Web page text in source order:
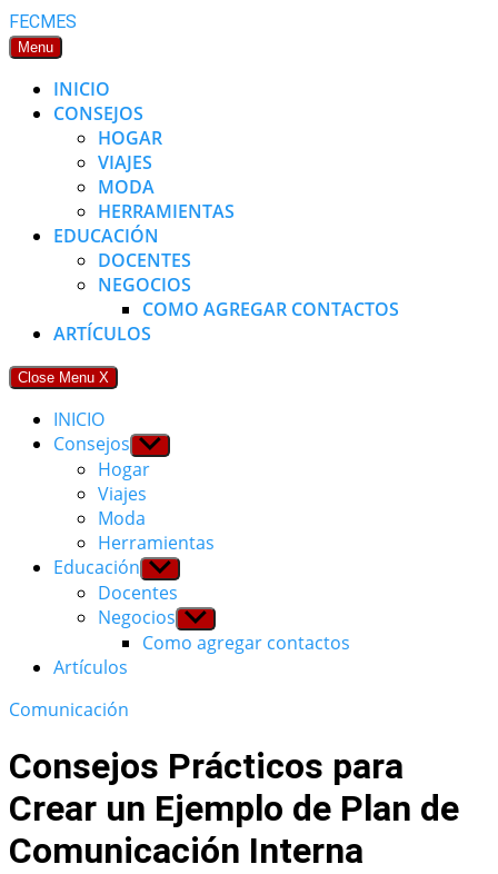
Skip
to
FECMES
Menu
INICIO
CONSEJOS
HOGAR
VIAJES
MODA
HERRAMIENTAS
EDUCACIÓN
DOCENTES
NEGOCIOS
COMO AGREGAR CONTACTOS
ARTÍCULOS
Close Menu X
INICIO
Consejos Show
sub
menu
Hogar
Viajes
Moda
Herramientas
Educación Show
sub
menu
Docentes
Negocios Show
sub
menu
Como agregar contactos
Artículos
Comunicación
Consejos Prácticos para
Crear un Ejemplo de Plan de
Comunicación Interna